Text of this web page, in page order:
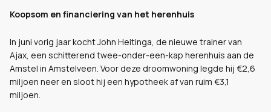
Koopsom en financiering van het herenhuis
In juni vorig jaar kocht John Heitinga, de nieuwe trainer van
Ajax, een schitterend twee-onder-een-kap herenhuis aan de
Amstel in Amstelveen. Voor deze droomwoning legde hij €2,6
miljoen neer en sloot hij een hypotheek af van ruim €3,1
miljoen.